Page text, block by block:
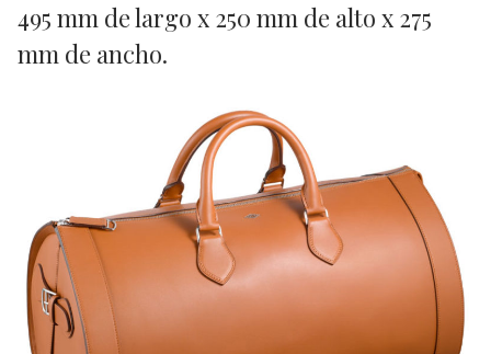
495 mm de largo x 250 mm de alto x 275
mm de ancho.